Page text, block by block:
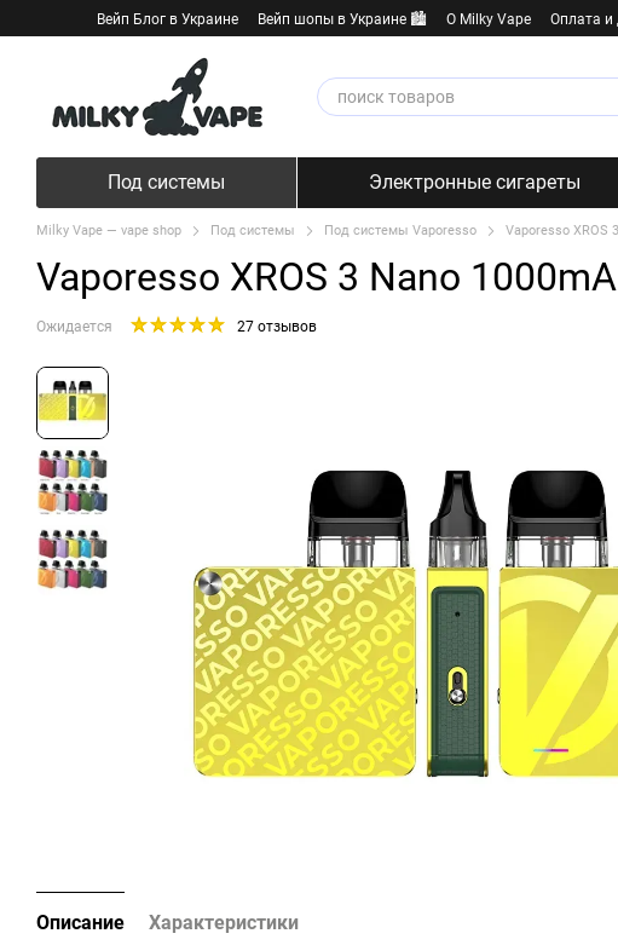
Перейти к основному контенту
Вейп Блог в Украине Вейп шопы в Украине 🏙️ О Milky Vape Оплата и
Под системы Электронные сигареты
Milky Vape — vape shop Под системы Под системы Vaporesso Vaporesso XROS
Vaporesso XROS 3 Nano
Ожидается 27 отзывов
Описание Характеристики